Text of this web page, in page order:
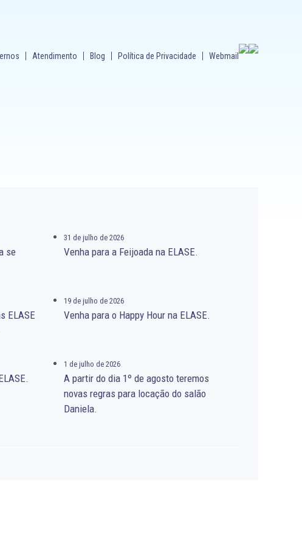
Atendimento Blog Política de Privacidade Webmail
se
31 de julho de 2026
Venha para a Feijoada na ELASE.
ELASE
19 de julho de 2026
Venha para o Happy Hour na ELASE.
1 de julho de 2026
A partir do dia 1º de agosto teremos
novas regras para locação do salão
Daniela.